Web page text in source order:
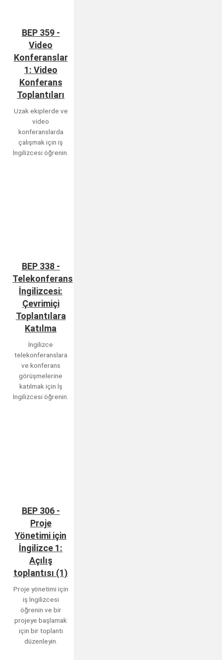
BEP 359 -
Video
Konferanslar
1: Video
Konferans
Toplantıları
Uzak ekiplerde ve
video
konferanslarda
çalışmak için iş
İngilizcesi öğrenin.
BEP 338 -
Telekonferans
İngilizcesi:
Çevrimiçi
Toplantılara
Katılma
İngilizce
telekonferanslara
ve konferans
görüşmelerine
katılmak için İş
İngilizcesi öğrenin.
BEP 306 -
Proje
Yönetimi için
İngilizce 1:
Açılış
toplantısı (1)
Proje yönetimi için
iş İngilizcesi
öğrenin ve bir
projeye başlamak
için bir toplantı
düzenleyin.